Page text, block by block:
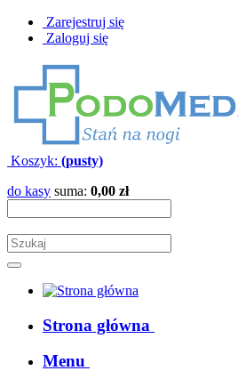
Zarejestruj się
Zaloguj się
Koszyk: (pusty)
do kasy suma: 0,00 zł
Strona główna
Menu